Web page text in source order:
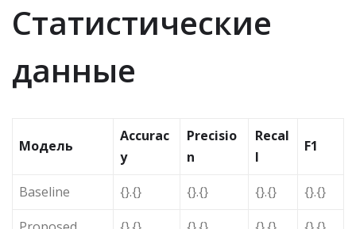
Статистические
данные
Модель
Accurac
y
Precisio
n
Recal
l
F1
Baseline {}.{} {}.{} {}.{}
{}.{}